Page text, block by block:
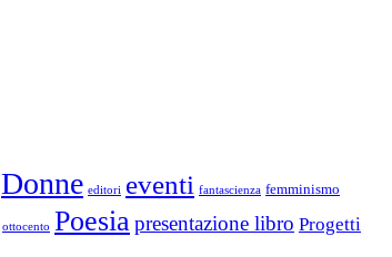
Donne editori eventi fantascienza femminismo
ottocento Poesia presentazione libro Progetti